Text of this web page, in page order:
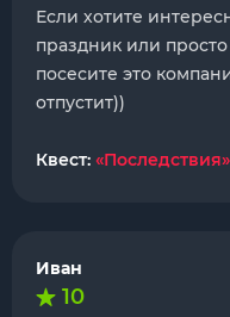
Если хотите
праздник или
посесите это
отпустит))
Квест: «Последствия»
Иван
10